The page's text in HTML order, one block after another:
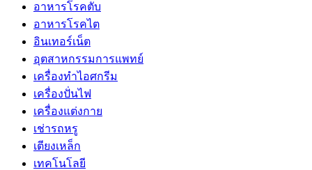
อาหารโรคตับ
อาหารโรคไต
อินเทอร์เน็ต
อุตสาหกรรมการแพทย์
เครื่องทำไอศกรีม
เครื่องปั่นไฟ
เครื่องแต่งกาย
เช่ารถหรู
เตียงเหล็ก
เทคโนโลยี